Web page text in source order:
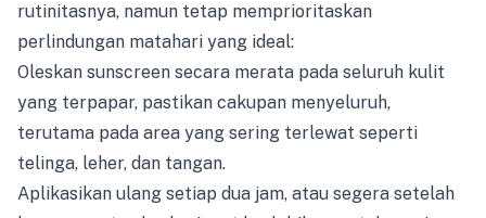
rutinitasnya, namun tetap memprioritaskan
perlindungan matahari yang ideal:
Oleskan sunscreen secara merata pada seluruh kulit
yang terpapar, pastikan cakupan menyeluruh,
terutama pada area yang sering terlewat seperti
telinga, leher, dan tangan.
Aplikasikan ulang setiap dua jam, atau segera setelah